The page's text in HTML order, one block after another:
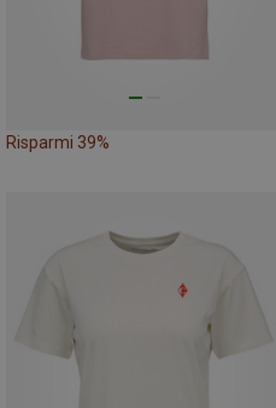
Risparmi 39%